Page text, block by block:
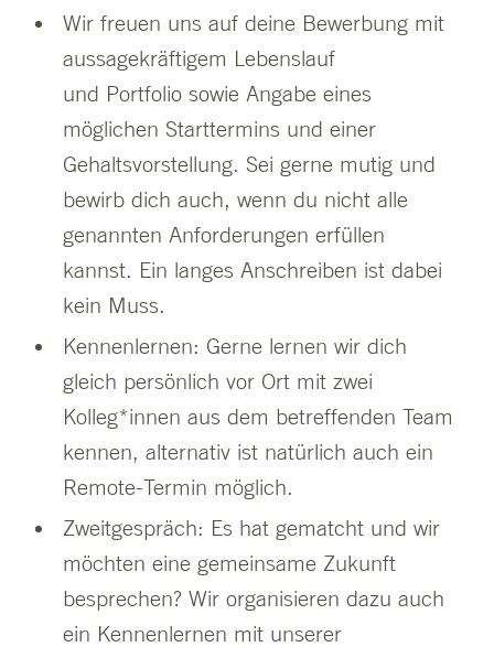
Wir freuen uns auf deine Bewerbung mit
aussagekräftigem Lebenslauf
und Portfolio sowie Angabe eines
möglichen Starttermins und einer
Gehaltsvorstellung. Sei gerne mutig und
bewirb dich auch, wenn du nicht alle
genannten Anforderungen erfüllen
kannst. Ein langes Anschreiben ist dabei
kein Muss.
Kennenlernen: Gerne lernen wir dich
gleich persönlich vor Ort mit zwei
Kolleg*innen aus dem betreffenden Team
kennen, alternativ ist natürlich auch ein
Remote-Termin möglich.
Zweitgespräch: Es hat gematcht und wir
möchten eine gemeinsame Zukunft
besprechen? Wir organisieren dazu auch
ein Kennenlernen mit unserer